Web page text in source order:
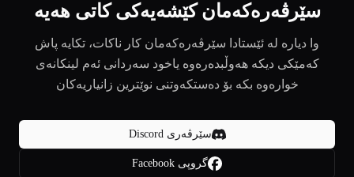
سێرڤەرەکەمان کێشەیەکی کاتی هەیە
وا دیارە لە ئێستادا سێرڤەرەکەمان کار ناکات، تکایە پاش
کەمێکی دیکە هەوڵبدەرەوە یاخود سەردانی ئەم لینکانەی
خوارەوە بکە بۆ دەستکەوتنی نوێترین زانیاریەکان
سێرڤەری Discord
گروپی Facebook